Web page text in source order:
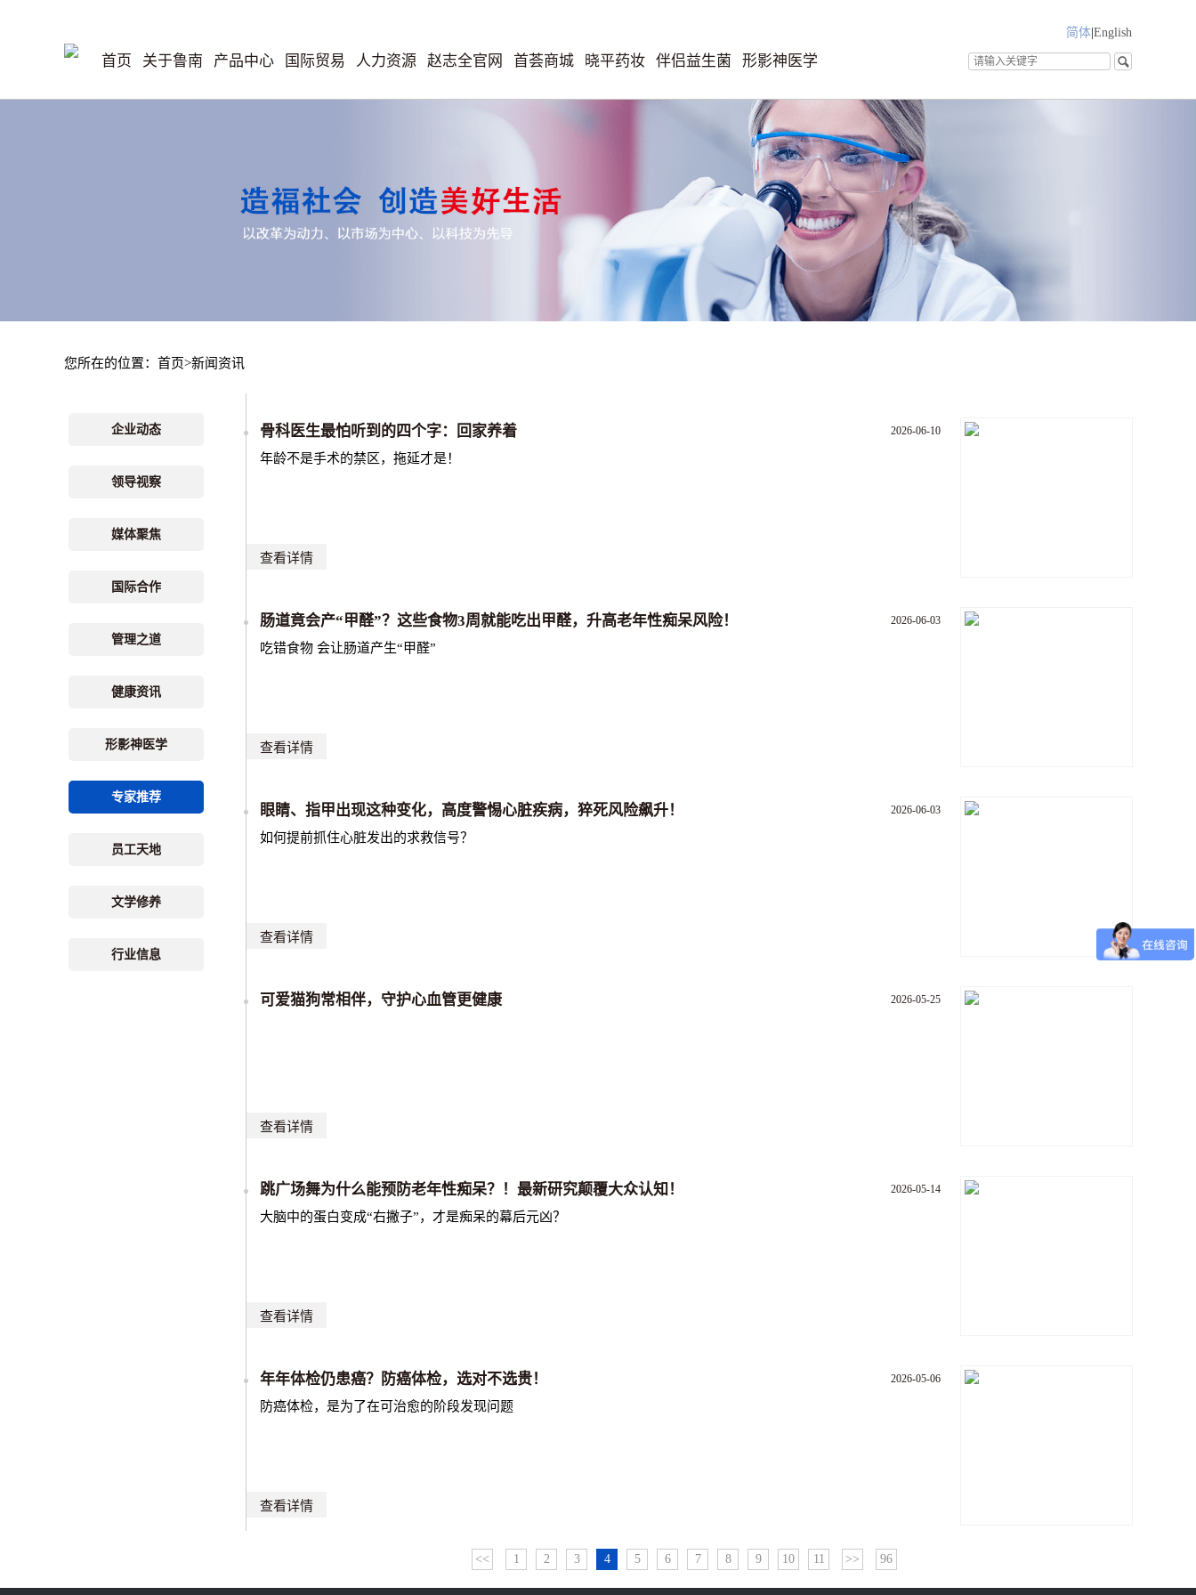
首页 关于鲁南 产品中心 国际贸易 人力资源 赵志全官网 首荟商城 晓平药妆 伴侣益生菌 形影神医学
简体 English
您所在的位置：首页>新闻资讯
企业动态
领导视察
媒体聚焦
国际合作
管理之道
健康资讯
形影神医学
专家推荐
员工天地
文学修养
行业信息
骨科医生最怕听到的四个字：回家养着 2026-06-10
年龄不是手术的禁区，拖延才是！
查看详情
肠道竟会产“甲醛”？这些食物3周就能吃出甲醛，升高老年性痴呆风险！ 2026-06-03
吃错食物 会让肠道产生“甲醛”
查看详情
眼睛、指甲出现这种变化，高度警惕心脏疾病，猝死风险飙升！ 2026-06-03
如何提前抓住心脏发出的求救信号？
查看详情
可爱猫狗常相伴，守护心血管更健康 2026-05-25
查看详情
跳广场舞为什么能预防老年性痴呆？！最新研究颠覆大众认知！ 2026-05-14
大脑中的蛋白变成“右撇子”，才是痴呆的幕后元凶？
查看详情
年年体检仍患癌？防癌体检，选对不选贵！ 2026-05-06
防癌体检，是为了在可治愈的阶段发现问题
查看详情
<< 1 2 3 4 5 6 7 8 9 10 11 >> 96